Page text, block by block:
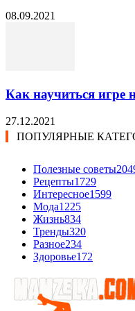
08.09.2021
Как научиться игре
27.12.2021
ПОПУЛЯРНЫЕ
Полезные советы
Рецепты1729
Интересное1599
Мода1225
Жизнь834
Тренды320
Разное234
Здоровье172